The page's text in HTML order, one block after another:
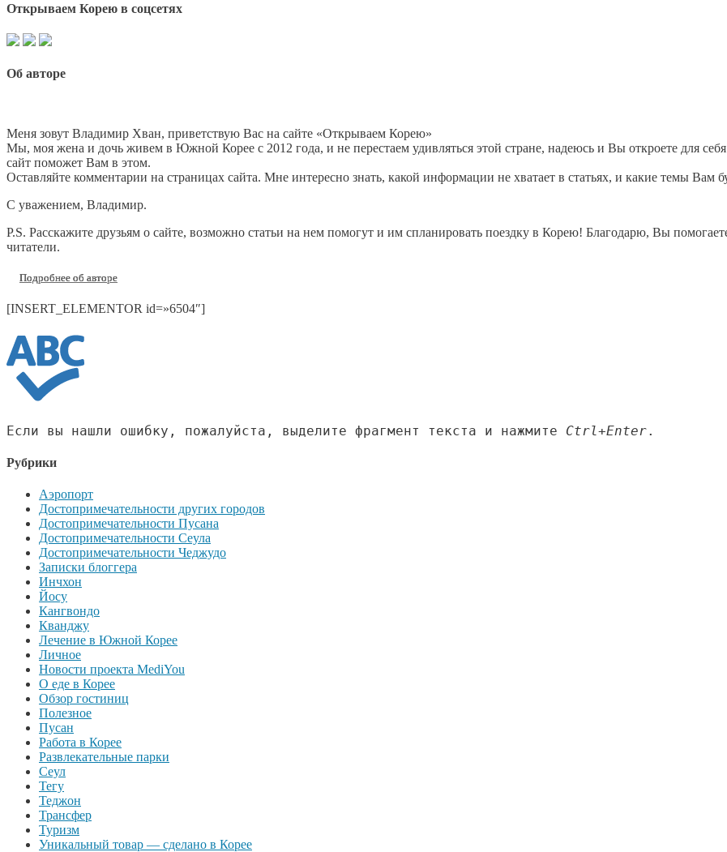
Открываем Корею в соцсетях
Об авторе
Меня зовут Владимир Хван, приветствую Вас на сайте «Открываем Корею»
Мы, моя жена и дочь живем в Южной Корее с 2012 года, и не перестаем удивляться этой стране, надеюсь и Вы откроете для
сайт поможет Вам в этом.
Оставляйте комментарии на страницах сайта. Мне интересно знать, какой информации не хватает в статьях, и какие темы Вам
С уважением, Владимир.
P.S. Расскажите друзьям о сайте, возможно статьи на нем помогут и им спланировать поездку в Корею! Благодарю, Вы
читатели.
Подробнее об авторе
[INSERT_ELEMENTOR id=»6504″]
Если вы нашли ошибку, пожалуйста, выделите фрагмент текста и нажмите Ctrl+Enter.
Рубрики
Аэропорт
Достопримечательности других городов
Достопримечательности Пусана
Достопримечательности Сеула
Достопримечательности Чеджудо
Записки блоггера
Инчхон
Йосу
Кангвондо
Кванджу
Лечение в Южной Корее
Личное
Новости проекта MediYou
О еде в Корее
Обзор гостиниц
Полезное
Пусан
Работа в Корее
Развлекательные парки
Сеул
Тегу
Теджон
Трансфер
Туризм
Уникальный товар — сделано в Корее